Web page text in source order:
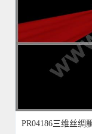
PR04186三维丝绸